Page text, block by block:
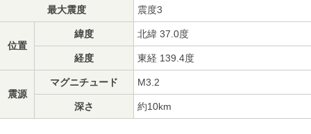
最大震度 震度3
位置
緯度 北緯 37.0度
経度 東経 139.4度
震源
マグニチュード M3.2
深さ 約10km